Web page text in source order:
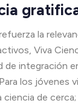
la
Viva
de integración
los jóvenes
de cerca;